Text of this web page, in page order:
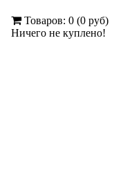
Товаров: 0 (0 руб)
Ничего не куплено!